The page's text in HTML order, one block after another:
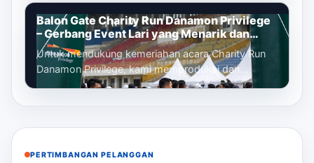
Balon Gate Charity Run Danamon Privilege
– Gerbang Event Lari yang Menarik dan
Profesional
Untuk mendukung kemeriahan acara Charity Run
Danamon Privilege, kami memproduksi dan
memasang balon gate custom sebagai gerbang
PERTIMBANGAN PELANGGAN